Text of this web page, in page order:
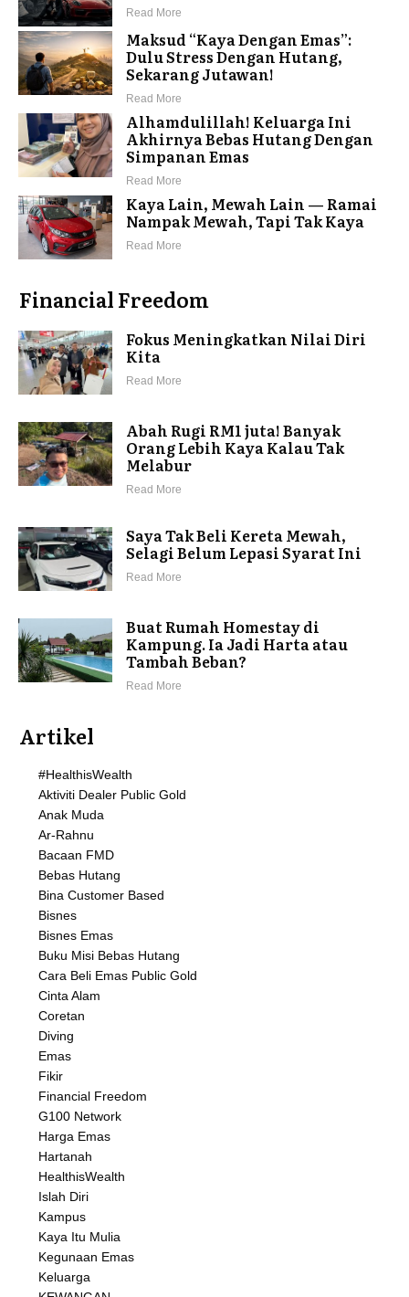
Read More
Maksud “Kaya Dengan Emas”:
Dulu Stress Dengan Hutang,
Sekarang Jutawan!
Read More
Alhamdulillah! Keluarga Ini
Akhirnya Bebas Hutang Dengan
Simpanan Emas
Read More
Kaya Lain, Mewah Lain — Ramai
Nampak Mewah, Tapi Tak Kaya
Read More
Financial Freedom
Fokus Meningkatkan Nilai Diri
Kita
Read More
Abah Rugi RM1 juta! Banyak
Orang Lebih Kaya Kalau Tak
Melabur
Read More
Saya Tak Beli Kereta Mewah,
Selagi Belum Lepasi Syarat Ini
Read More
Buat Rumah Homestay di
Kampung. Ia Jadi Harta atau
Tambah Beban?
Read More
Artikel
#HealthisWealth
Aktiviti Dealer Public Gold
Anak Muda
Ar-Rahnu
Bacaan FMD
Bebas Hutang
Bina Customer Based
Bisnes
Bisnes Emas
Buku Misi Bebas Hutang
Cara Beli Emas Public Gold
Cinta Alam
Coretan
Diving
Emas
Fikir
Financial Freedom
G100 Network
Harga Emas
Hartanah
HealthisWealth
Islah Diri
Kampus
Kaya Itu Mulia
Kegunaan Emas
Keluarga